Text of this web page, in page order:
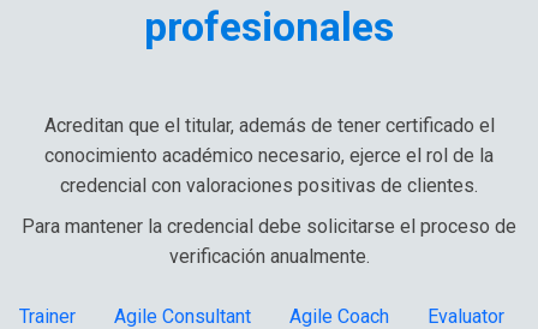
profesionales
Acreditan que el titular, además de tener certificado el
conocimiento académico necesario, ejerce el rol de la
credencial con valoraciones positivas de clientes.
Para mantener la credencial debe solicitarse el proceso de
verificación anualmente.
Trainer Agile Consultant Agile Coach Evaluator